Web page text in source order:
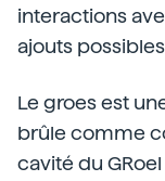
interactions
ajouts
Le groes est
brûle comme
cavité du